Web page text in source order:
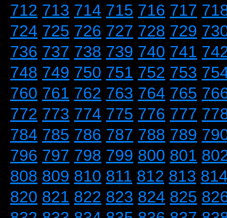
712 713 714 715 716 717
724 725 726 727 728 729
736 737 738 739 740 741
748 749 750 751 752 753
760 761 762 763 764 765
772 773 774 775 776 777
784 785 786 787 788 789
796 797 798 799 800 801
808 809 810 811 812 813
820 821 822 823 824 825